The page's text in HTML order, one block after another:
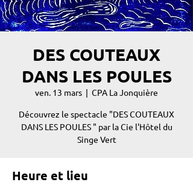
DES COUTEAUX
DANS LES POULES
ven. 13 mars
  |
CPA La Jonquière
Découvrez le spectacle "DES COUTEAUX
DANS LES POULES " par la Cie l'Hôtel du
Singe Vert
Heure et lieu